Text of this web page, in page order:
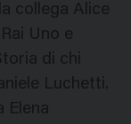
collega Alice
Uno e
di chi
Luchetti.
Elena